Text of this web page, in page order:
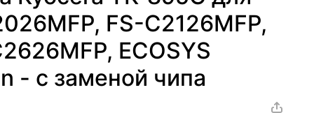
FS-C2126MFP,
ECOSYS
- с заменой чипа